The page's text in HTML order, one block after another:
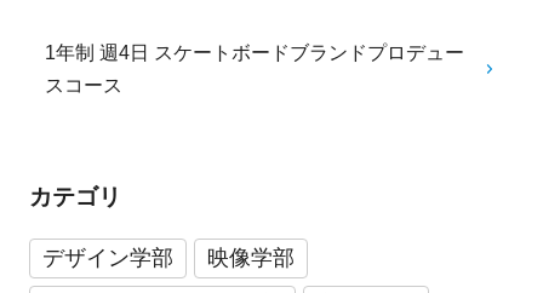
1年制 週4日 スケートボードブランドプロデュー
スコース
カテゴリ
デザイン学部
映像学部